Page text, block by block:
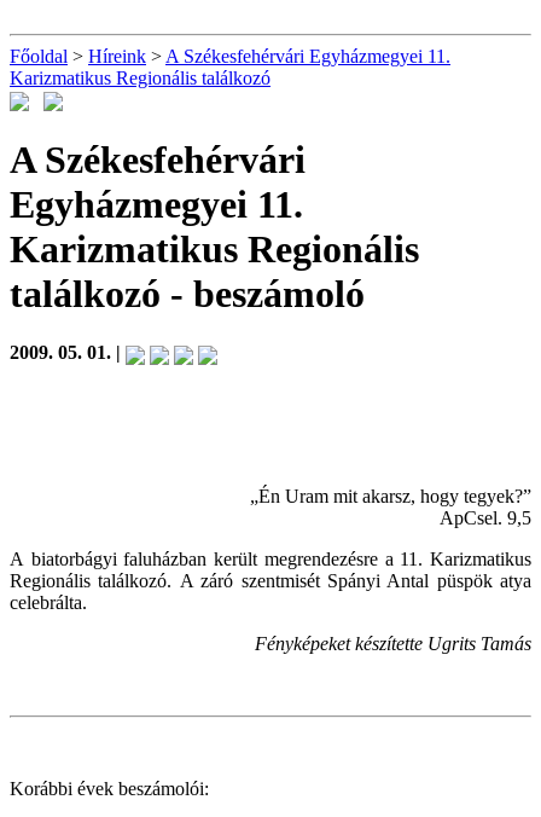
Főoldal > Híreink > A Székesfehérvári Egyházmegyei 11.
Karizmatikus Regionális találkozó
A Székesfehérvári
Egyházmegyei 11.
Karizmatikus Regionális
találkozó - beszámoló
2009. 05. 01. |
„Én Uram mit akarsz, hogy tegyek?”
ApCsel. 9,5
A biatorbágyi faluházban került megrendezésre a 11. Karizmatikus
Regionális találkozó. A záró szentmisét Spányi Antal püspök atya
celebrálta.
Fényképeket készítette Ugrits Tamás
Korábbi évek beszámolói: